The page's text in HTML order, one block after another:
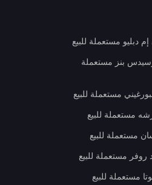
دبليو مستعملة للبيع
بنز مستعملة
مستعملة للبيع
مستعملة للبيع
مستعملة للبيع
روفر مستعملة للبيع
مستعملة للبيع